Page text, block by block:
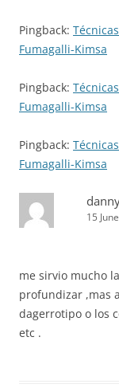
Pingback:
Fumagalli-Kimsa
Pingback:
Fumagalli-Kimsa
Pingback:
Fumagalli-Kimsa
15
me sirvio mucho
profundizar ,mas
dagerrotipo o los
etc .